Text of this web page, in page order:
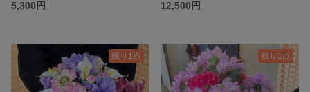
5,300円
12,500円
残り1点 残り1点